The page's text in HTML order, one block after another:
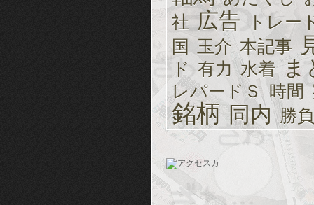
社 広告
トレー
国
玉介 本記事
ド 有力 水着 ま
レパードＳ 時間
銘柄 同内 勝負